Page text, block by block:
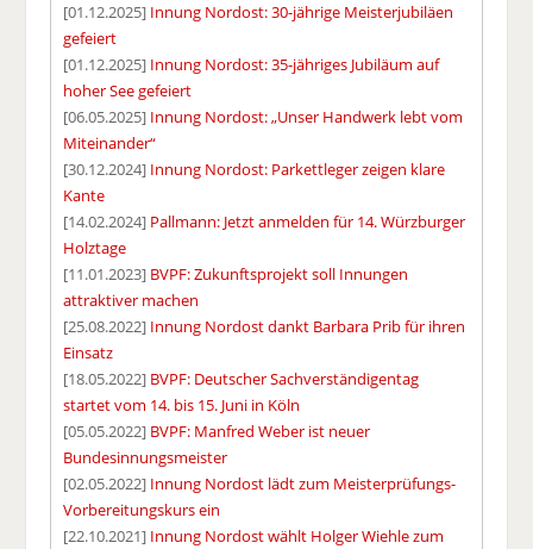
[01.12.2025] Innung Nordost: 30-jährige Meisterjubiläen
gefeiert
[01.12.2025] Innung Nordost: 35-jähriges Jubiläum auf
hoher See gefeiert
[06.05.2025] Innung Nordost: „Unser Handwerk lebt vom
Miteinander“
[30.12.2024] Innung Nordost: Parkettleger zeigen klare
Kante
[14.02.2024] Pallmann: Jetzt anmelden für 14. Würzburger
Holztage
[11.01.2023] BVPF: Zukunftsprojekt soll Innungen
attraktiver machen
[25.08.2022] Innung Nordost dankt Barbara Prib für ihren
Einsatz
[18.05.2022] BVPF: Deutscher Sachverständigentag
startet vom 14. bis 15. Juni in Köln
[05.05.2022] BVPF: Manfred Weber ist neuer
Bundesinnungsmeister
[02.05.2022] Innung Nordost lädt zum Meisterprüfungs-
Vorbereitungskurs ein
[22.10.2021] Innung Nordost wählt Holger Wiehle zum